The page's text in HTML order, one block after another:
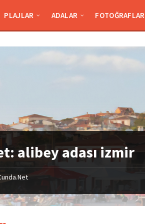
PLAJLAR ADALAR FOTOĞRAFLAR
alibey adası izmir